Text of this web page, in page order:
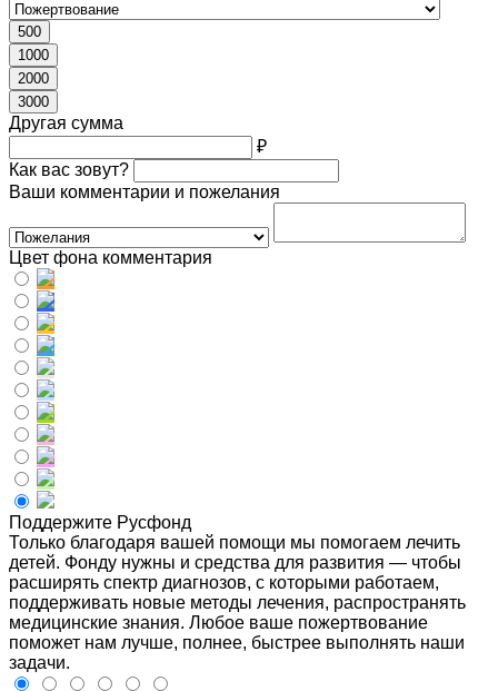
500
1000
2000
3000
Другая сумма
₽
Как вас зовут?
Ваши комментарии и пожелания
Цвет фона комментария
Поддержите Русфонд
Только благодаря вашей помощи мы помогаем лечить
детей. Фонду нужны и средства для развития — чтобы
расширять спектр диагнозов, с которыми работаем,
поддерживать новые методы лечения, распространять
медицинские знания. Любое ваше пожертвование
поможет нам лучше, полнее, быстрее выполнять наши
задачи.